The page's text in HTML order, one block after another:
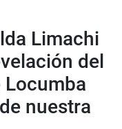
Limachi
del
Locumba
nuestra